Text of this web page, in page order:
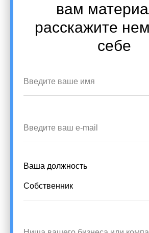
вам
расскажите
себе
Ваша должность